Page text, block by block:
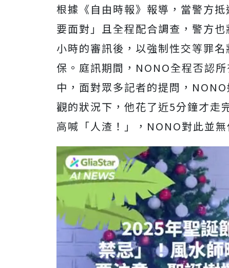
根據《自由時報》報導，當警方
要面對」且全程配合調查，警方
小時的審訊後，以強制性交等罪
保。庭訊期間，NONO全程否認
中，面對眾多記者的提問，
觀的狀況下，他花了近5分鐘才走
高喊「人渣！」，NONO對此並無